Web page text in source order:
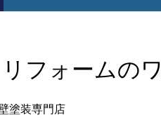
フォームの
塗装専門店